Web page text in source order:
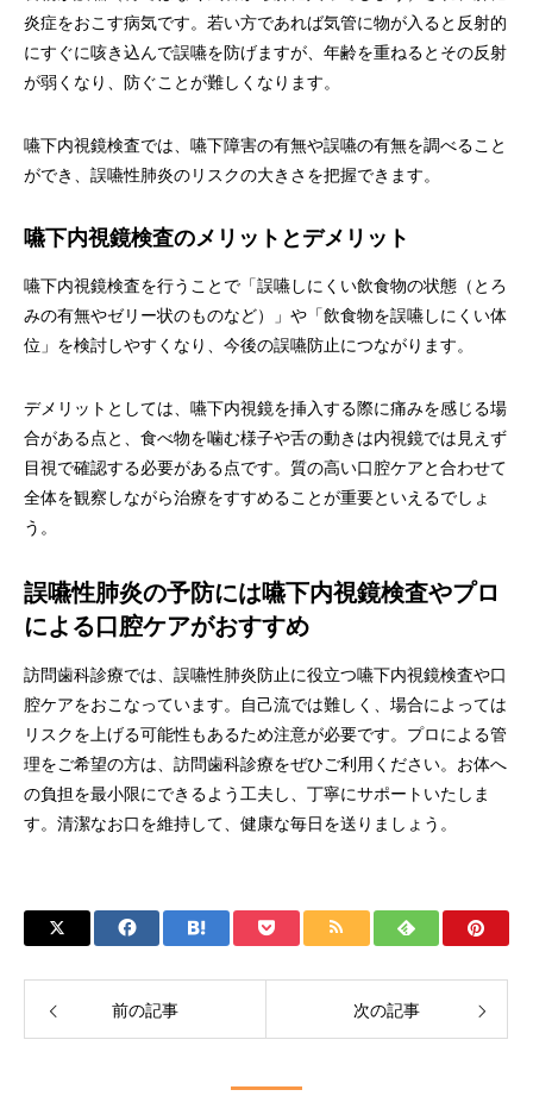
炎症をおこす病気です。若い方であれば気管に物が入ると反射的
にすぐに咳き込んで誤嚥を防げますが、年齢を重ねるとその反射
が弱くなり、防ぐことが難しくなります。
嚥下内視鏡検査では、嚥下障害の有無や誤嚥の有無を調べること
ができ、誤嚥性肺炎のリスクの大きさを把握できます。
嚥下内視鏡検査のメリットとデメリット
嚥下内視鏡検査を行うことで「誤嚥しにくい飲食物の状態（とろ
みの有無やゼリー状のものなど）」や「飲食物を誤嚥しにくい体
位」を検討しやすくなり、今後の誤嚥防止につながります。
デメリットとしては、嚥下内視鏡を挿入する際に痛みを感じる場
合がある点と、食べ物を噛む様子や舌の動きは内視鏡では見えず
目視で確認する必要がある点です。質の高い口腔ケアと合わせて
全体を観察しながら治療をすすめることが重要といえるでしょ
う。
誤嚥性肺炎の予防には嚥下内視鏡検査やプロ
による口腔ケアがおすすめ
訪問歯科診療では、誤嚥性肺炎防止に役立つ嚥下内視鏡検査や口
腔ケアをおこなっています。自己流では難しく、場合によっては
リスクを上げる可能性もあるため注意が必要です。プロによる管
理をご希望の方は、訪問歯科診療をぜひご利用ください。お体へ
の負担を最小限にできるよう工夫し、丁寧にサポートいたしま
す。清潔なお口を維持して、健康な毎日を送りましょう。
前の記事 次の記事